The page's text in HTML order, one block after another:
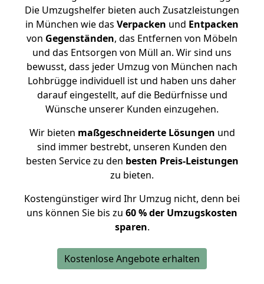
Die Umzugshelfer bieten auch Zusatzleistungen
in München wie das Verpacken und Entpacken
von Gegenständen, das Entfernen von Möbeln
und das Entsorgen von Müll an. Wir sind uns
bewusst, dass jeder Umzug von München nach
Lohbrügge individuell ist und haben uns daher
darauf eingestellt, auf die Bedürfnisse und
Wünsche unserer Kunden einzugehen.
Wir bieten maßgeschneiderte Lösungen und
sind immer bestrebt, unseren Kunden den
besten Service zu den besten Preis-Leistungen
zu bieten.
Kostengünstiger wird Ihr Umzug nicht, denn bei
uns können Sie bis zu 60 % der Umzugskosten
sparen.
Kostenlose Angebote erhalten